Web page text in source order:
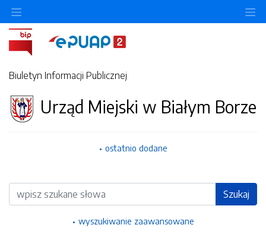
Biuletyn Informacji Publicznej
Urząd Miejski w Białym Borze
ostatnio dodane
Wyszukiwarka Szukaj
wyszukiwanie zaawansowane